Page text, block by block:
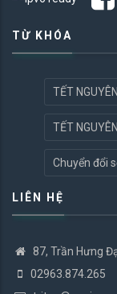
TỪ KHÓA
TẾT
TẾT
Chuyển đổi
LIÊN HỆ
87, Trần Hưng
02963.874.265